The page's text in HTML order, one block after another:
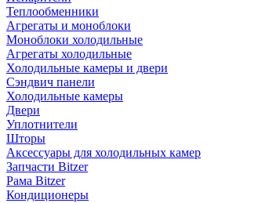
Теплообменники
Агрегаты и моноблоки
Моноблоки холодильные
Агрегаты холодильные
Холодильные камеры и двери
Сэндвич панели
Холодильные камеры
Двери
Уплотнители
Шторы
Аксессуары для холодильных камер
Запчасти Bitzer
Рама Bitzer
Кондиционеры